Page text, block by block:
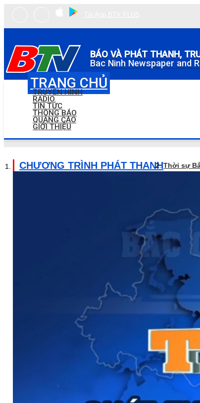
BÁO VÀ PHÁT THANH,
Bac Ninh Newspaper and
TRANG CHỦ
TRUYỀN HÌNH
RADIO
TIN TỨC
THÔNG BÁO
QUẢNG CÁO
GIỚI THIỆU
CHƯƠNG TRÌNH PHÁT THANHThời sự